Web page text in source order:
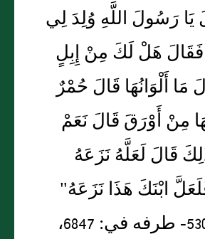
رَسُولَ اللَّهِ وُلِدَ لِي
هَلْ لَكَ مِنْ إِبِلٍ
مَا أَلْوَانُهَا قَالَ حُمْرٌ
مِنْ أَوْرَقَ قَالَ نَعَمْ
قَالَ لَعَلَّهُ نَزَعَهُ
ابْنَكَ هَذَا نَزَعَهُ"
[الحديث 5305- طرفه في: 6847،